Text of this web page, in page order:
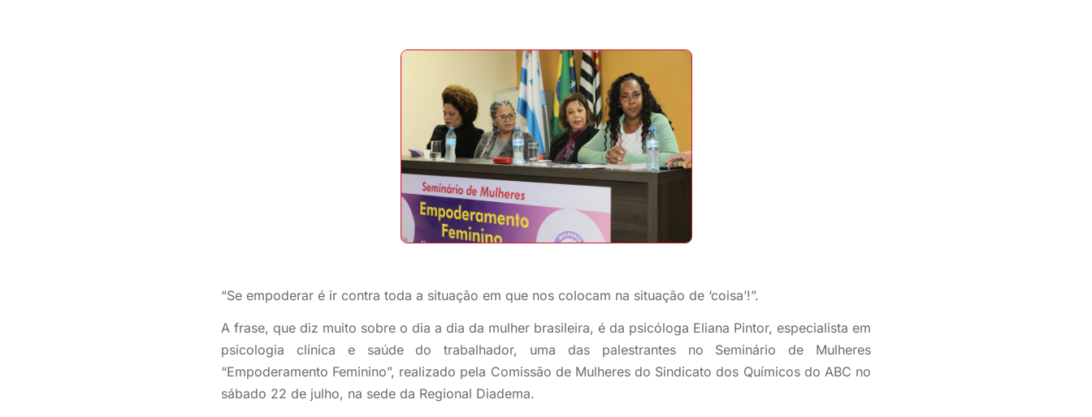
“Se empoderar é ir contra toda a situação em que nos colocam na situação de ‘coisa’!”.
A frase, que diz muito sobre o dia a dia da mulher brasileira, é da psicóloga Eliana Pintor, especialista em
psicologia clínica e saúde do trabalhador, uma das palestrantes no Seminário de Mulheres
“Empoderamento Feminino”, realizado pela Comissão de Mulheres do Sindicato dos Químicos do ABC no
sábado 22 de julho, na sede da Regional Diadema.